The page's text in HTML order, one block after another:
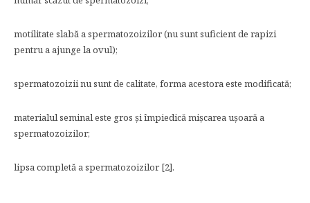
motilitate slabă a spermatozoizilor (nu sunt suficient de rapizi
pentru a ajunge la ovul);
spermatozoizii nu sunt de calitate, forma acestora este modificată;
materialul seminal este gros și împiedică mișcarea ușoară a
spermatozoizilor;
lipsa completă a spermatozoizilor [2].